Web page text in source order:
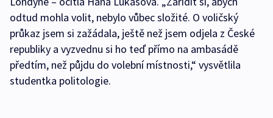
odtud mohla volit, nebylo vůbec složité. O voličský
průkaz jsem si zažádala, ještě než jsem odjela z České
republiky a vyzvednu si ho teď přímo na ambasádě
předtím, než půjdu do volební místnosti,“ vysvětlila
studentka politologie.